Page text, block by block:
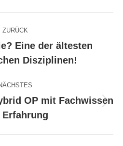
ZURÜCK
Beitrag:
Eine der ältesten
Disziplinen!
Beitrag:
OP mit Fachwissen
Erfahrung